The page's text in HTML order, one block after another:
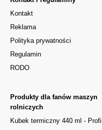
Kontakt
Reklama
Polityka prywatności
Regulamin
RODO
Produkty dla fanów maszyn
rolniczych
Kubek termiczny 440 ml - Profi